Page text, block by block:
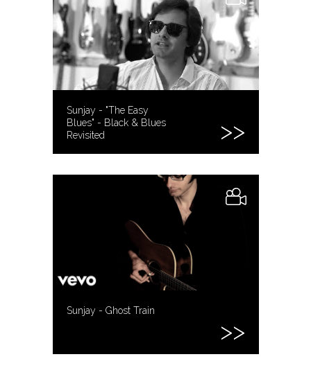
Sunjay - "The Easy
Blues" - Black & Blues
Revisited
Sunjay - Ghost Train